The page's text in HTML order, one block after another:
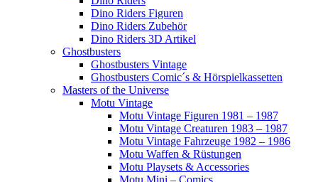
Dino Riders Figuren
Dino Riders Zubehör
Dino Riders 3D Artikel
Ghostbusters
Ghostbusters Vintage
Ghostbusters Comic´s & Hörspielkassetten
Masters of the Universe
Motu Vintage
Motu Vintage Figuren 1981 – 1987
Motu Vintage Creaturen 1983 – 1987
Motu Vintage Fahrzeuge 1982 – 1986
Motu Waffen & Rüstungen
Motu Playsets & Accessories
Motu Mini – Comics